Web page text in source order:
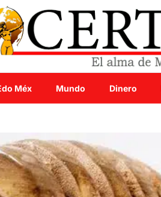
Méx Mundo Dinero